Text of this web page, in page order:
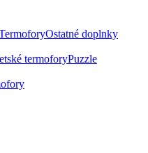
Ostatné doplnky
termoforyPuzzle